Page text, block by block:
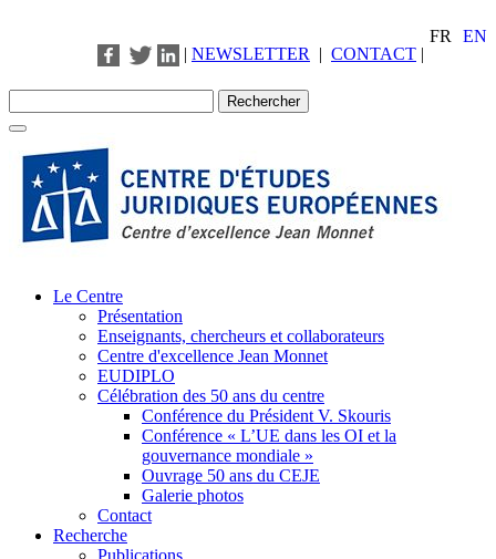
FR
EN
| NEWSLETTER | CONTACT |
Le Centre
Présentation
Enseignants, chercheurs et collaborateurs
Centre d'excellence Jean Monnet
EUDIPLO
Célébration des 50 ans du centre
Conférence du Président V. Skouris
Conférence « L’UE dans les OI et la
gouvernance mondiale »
Ouvrage 50 ans du CEJE
Galerie photos
Contact
Recherche
Publications